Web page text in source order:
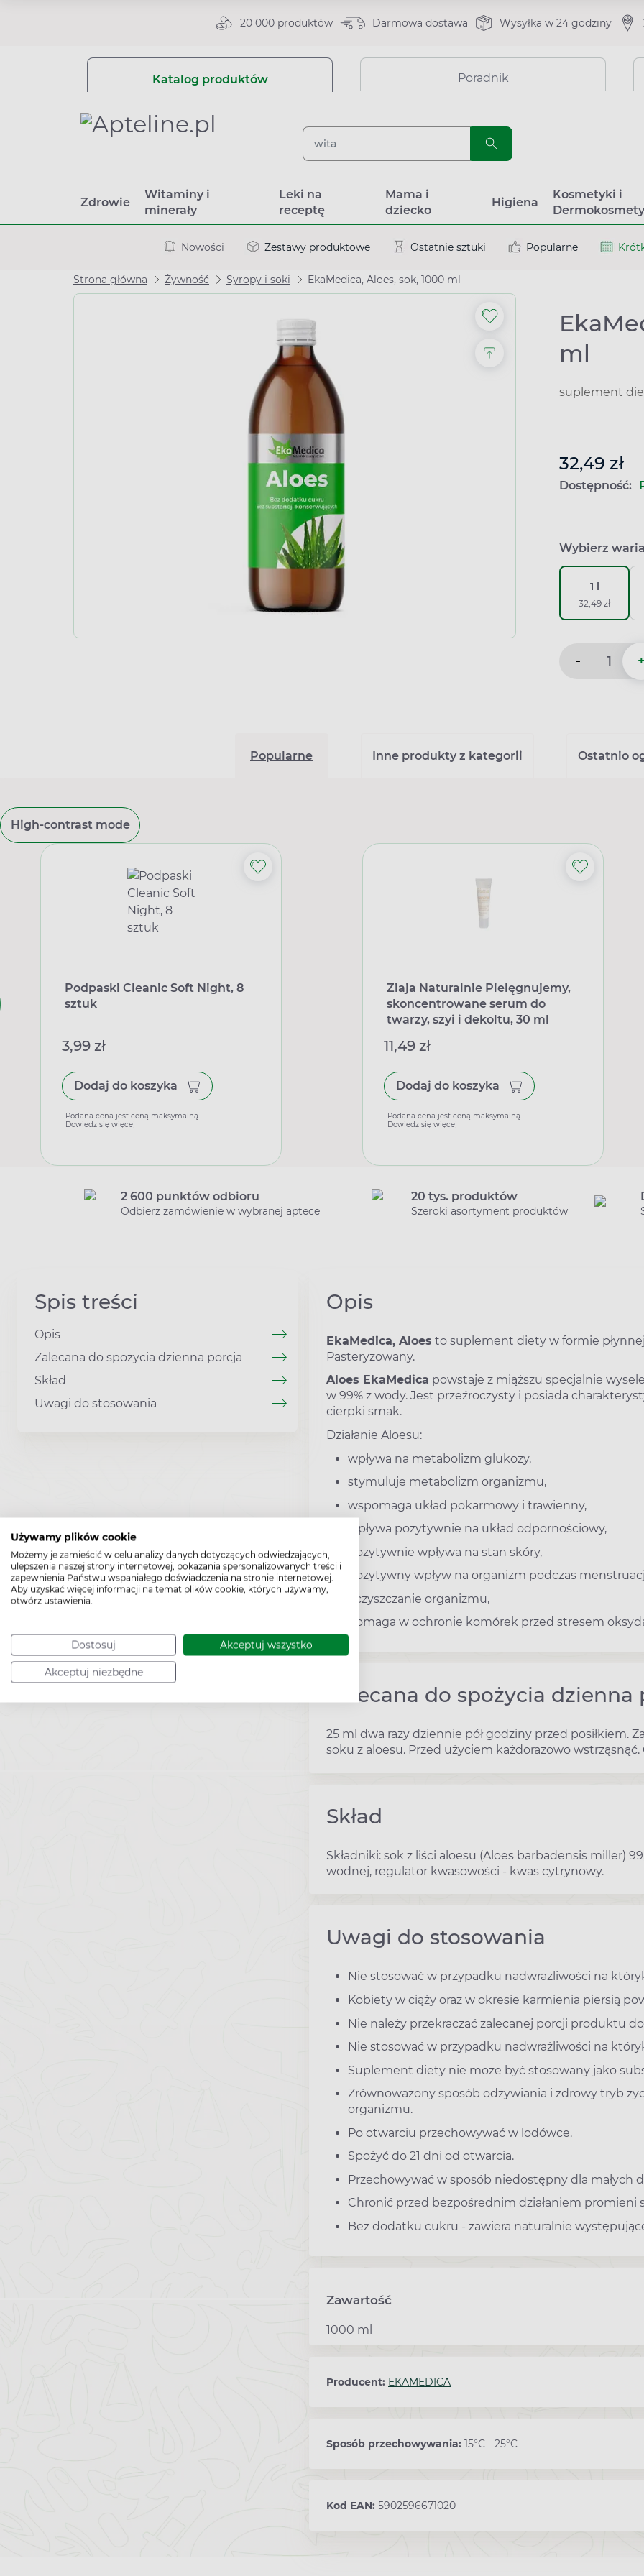
Używamy plików cookie
Możemy je zamieścić w celu analizy danych dotyczących odwiedzających,
ulepszenia naszej strony internetowej, pokazania spersonalizowanych treści i
zapewnienia Państwu wspaniałego doświadczenia na stronie internetowej.
Aby uzyskać więcej informacji na temat plików cookie, których używamy,
otwórz ustawienia.
Dostosuj Akceptuj wszystko
Akceptuj niezbędne
20 000 produktów Darmowa dostawa Wysyłka w 24 godziny
Katalog produktów Poradnik
Zdrowie
Witaminy i
minerały
Leki na
receptę
Mama i
dziecko
Higiena
Kosmetyki i
Nowości Zestawy produktowe Ostatnie sztuki Popularne
Strona główna Żywność Syropy i soki EkaMedica, Aloes, sok, 1000 ml
ml
suplement
32,49 zł
Dostępność:
Wybierz
1 l
32,49 zł
- +
Popularne Inne produkty z kategorii Ostatnio
High-contrast mode
Podpaski Cleanic Soft Night, 8
sztuk
3,99 zł
Dodaj do koszyka
Podana cena jest ceną maksymalną
Dowiedz się więcej
Ziaja Naturalnie Pielęgnujemy,
skoncentrowane serum do
twarzy, szyi i dekoltu, 30 ml
11,49 zł
Dodaj do koszyka
Podana cena jest ceną maksymalną
Dowiedz się więcej
2 600 punktów odbioru
Odbierz zamówienie w wybranej aptece
20 tys. produktów
Szeroki asortyment produktów
Spis treści
Opis
Zalecana do spożycia dzienna porcja
Skład
Uwagi do stosowania
Opis
EkaMedica, Aloes to suplement diety w formie
Pasteryzowany.
Aloes EkaMedica powstaje z miąższu specjalnie
w 99% z wody. Jest przeźroczysty i posiada
cierpki smak.
Działanie Aloesu:
wpływa na metabolizm glukozy,
stymuluje metabolizm organizmu,
wspomaga układ pokarmowy i trawienny,
wpływa pozytywnie na układ odpornościowy,
pozytywnie wpływa na stan skóry,
pozytywny wpływ na organizm podczas
oczyszczanie organizmu,
pomaga w ochronie komórek przed stresem
Zalecana do spożycia dzienna
25 ml dwa razy dziennie pół godziny przed posiłkiem.
soku z aloesu. Przed użyciem każdorazowo
Skład
Składniki: sok z liści aloesu (Aloes barbadensis miller)
wodnej, regulator kwasowości - kwas cytrynowy.
Uwagi do stosowania
Nie stosować w przypadku nadwrażliwości na
Kobiety w ciąży oraz w okresie karmienia piersią
Nie należy przekraczać zalecanej porcji produktu
Nie stosować w przypadku nadwrażliwości na
Suplement diety nie może być stosowany jako
Zrównoważony sposób odżywiania i zdrowy tryb
organizmu.
Po otwarciu przechowywać w lodówce.
Spożyć do 21 dni od otwarcia.
Przechowywać w sposób niedostępny dla małych
Chronić przed bezpośrednim działaniem promieni
Bez dodatku cukru - zawiera naturalnie
Zawartość
1000 ml
Producent: EKAMEDICA
Sposób przechowywania: 15°C - 25°C
Kod EAN: 5902596671020